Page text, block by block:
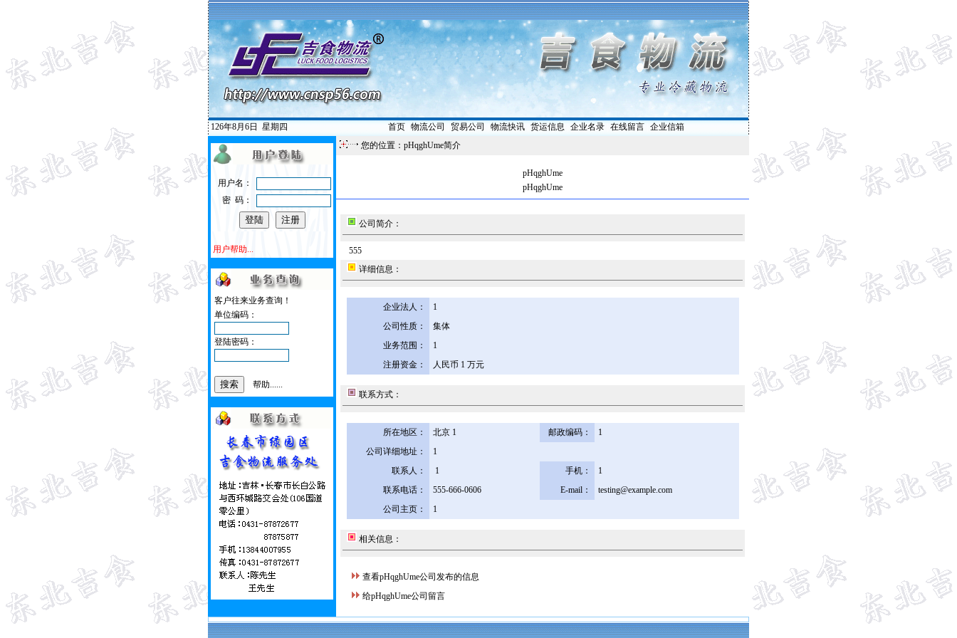
126年8月6日 星期四 首页| 物流公司 贸易公司 物流快讯| 货运信息 企业名录| 在线留言| 企业信箱
用户名：
密 码：
用户帮助...
客户往来业务查询！
单位编码：
登陆密码：
帮助......
您的位置：pHqghUme简介
pHqghUme
pHqghUme
公司简介：
555
详细信息：
企业法人：
1
公司性质：
集体
业务范围：
1
注册资金：
人民币 1 万元
联系方式：
所在地区： 北京 1 邮政编码：
1
公司详细地址：
1
联系人：
1 手机：
1
联系电话：
555-666-0606 E-mail：
testing@example.com
公司主页：
1
相关信息：
查看pHqghUme公司发布的信息
给pHqghUme公司留言